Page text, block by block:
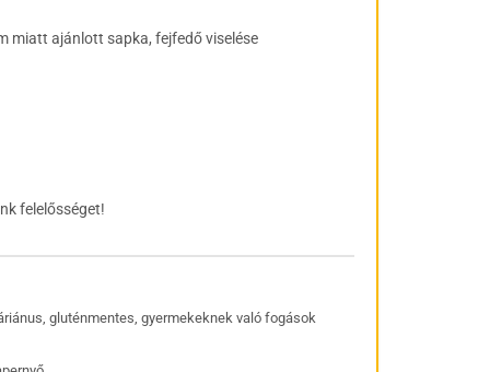
miatt ajánlott sapka, fejfedő viselése
felelősséget!
gluténmentes, gyermekeknek való fogások